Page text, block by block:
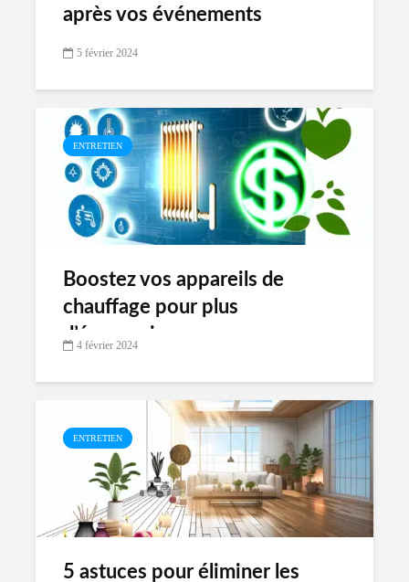
après vos événements
5 février 2024
ENTRETIEN
Boostez vos appareils de
chauffage pour plus
d’économies
4 février 2024
ENTRETIEN
5 astuces pour éliminer les